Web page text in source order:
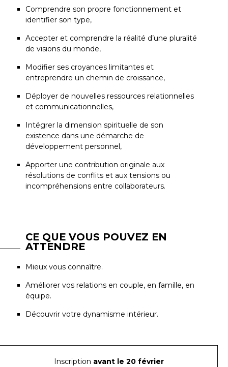
Comprendre son propre fonctionnement et
identifier son type,
Accepter et comprendre la réalité d’une pluralité
de visions du monde,
Modifier ses croyances limitantes et
entreprendre un chemin de croissance,
Déployer de nouvelles ressources relationnelles
et communicationnelles,
Intégrer la dimension spirituelle de son
existence dans une démarche de
développement personnel,
Apporter une contribution originale aux
résolutions de conflits et aux tensions ou
incompréhensions entre collaborateurs.
CE QUE VOUS POUVEZ EN
ATTENDRE
Mieux vous connaître.
Améliorer vos relations en couple, en famille, en
équipe.
Découvrir votre dynamisme intérieur.
Inscription avant le 20 février